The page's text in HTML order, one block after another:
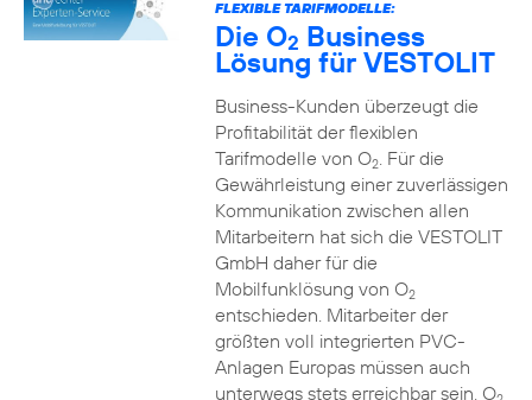
FLEXIBLE TARIFMODELLE:
Die O2 Business
Lösung für VESTOLIT
Business-Kunden überzeugt die
Profitabilität der flexiblen
Tarifmodelle von O2. Für die
Gewährleistung einer zuverlässigen
Kommunikation zwischen allen
Mitarbeitern hat sich die VESTOLIT
GmbH daher für die
Mobilfunklösung von O2
entschieden. Mitarbeiter der
größten voll integrierten PVC-
Anlagen Europas müssen auch
unterwegs stets erreichbar sein. O